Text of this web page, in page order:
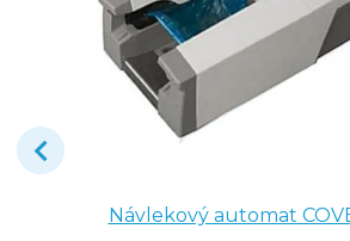
Návlekový automat